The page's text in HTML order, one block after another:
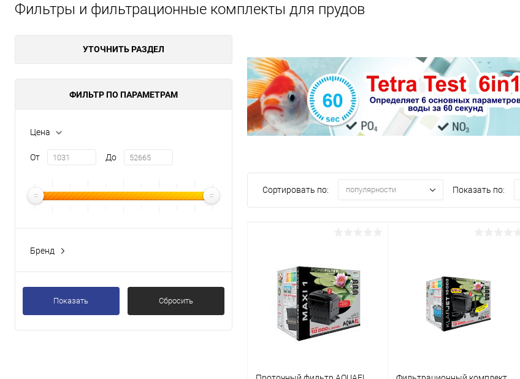
Фильтры и фильтрационные комплекты для прудов
УТОЧНИТЬ РАЗДЕЛ
ФИЛЬТР ПО ПАРАМЕТРАМ
Цена
От До
Бренд
Показать Сбросить
Сортировать по: популярности Показать по: